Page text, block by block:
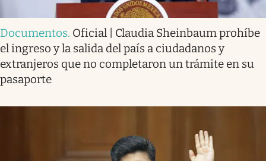
Documentos. Oficial | Claudia Sheinbaum prohíbe
el ingreso y la salida del país a ciudadanos y
extranjeros que no completaron un trámite en su
pasaporte